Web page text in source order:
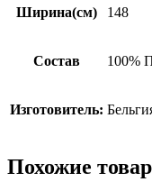
Ширина(см) 148
Состав 100%
Изготовитель:
Похожие